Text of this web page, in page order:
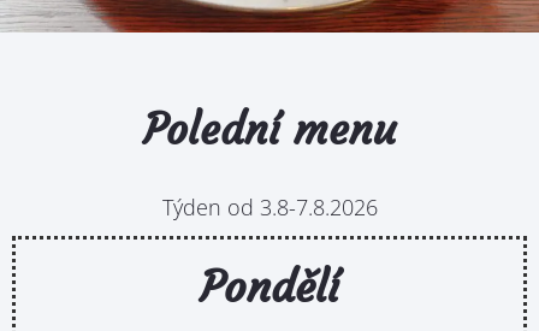
Polední menu
Týden od 3.8-7.8.2026
Pondělí